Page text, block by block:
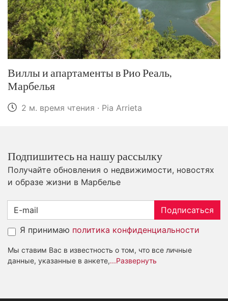
Виллы и апартаменты в Рио Реаль,
Марбелья
2 м. время чтения · Pia Arrieta
Подпишитесь на нашу рассылку
Получайте обновления о недвижимости, новостях
и образе жизни в Марбелье
Подписаться
Я принимаю политика конфиденциальности
Мы ставим Вас в известность о том, что все личные
данные, указанные в анкете,...Развернуть